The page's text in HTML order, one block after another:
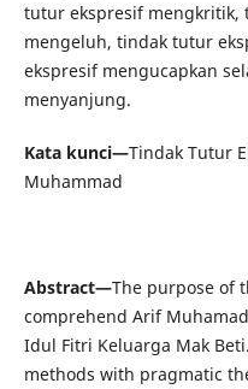
tutur ekspresif mengkritik,
mengeluh, tindak tutur
ekspresif mengucapkan
menyanjung.
Kata kunci—Tindak Tutur
Muhammad
Abstract—The purpose of
comprehend Arif
Idul Fitri Keluarga Mak
methods with pragmatic